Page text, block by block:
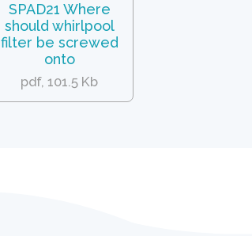
SPAD21 Where
should whirlpool
filter be screwed
onto
pdf, 101.5 Kb